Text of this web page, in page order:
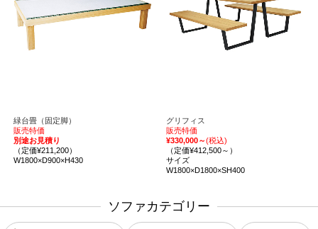
緑台畳（固定脚）
販売特価
別途お見積り
（定価¥211,200）
W1800×D900×H430
グリフィス
販売特価
¥330,000～(税込)
（定価¥412,500～）
サイズ
W1800×D1800×SH400
ソファカテゴリー